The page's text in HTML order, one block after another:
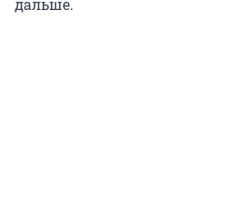
дальше.